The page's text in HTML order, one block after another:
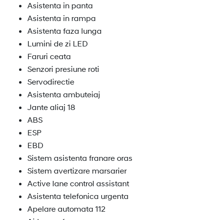
Asistenta in panta
Asistenta in rampa
Asistenta faza lunga
Lumini de zi LED
Faruri ceata
Senzori presiune roti
Servodirectie
Asistenta ambuteiaj
Jante aliaj 18
ABS
ESP
EBD
Sistem asistenta franare oras
Sistem avertizare marsarier
Active lane control assistant
Asistenta telefonica urgenta
Apelare automata 112